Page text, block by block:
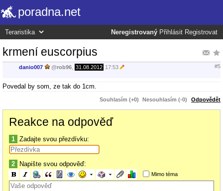
poradna.net
Neregistrovaný Přihlásit Registrovat
krmení euscorpius
danio007 @rob96 31.08.2012 17:53 #5
Povedal by som, ze tak do 1cm.
Souhlasím (+0) Nesouhlasím (-0) Odpovědět
Reakce na odpověď
1 Zadajte svou přezdívku:
2 Napište svou odpověď:
Mimo téma